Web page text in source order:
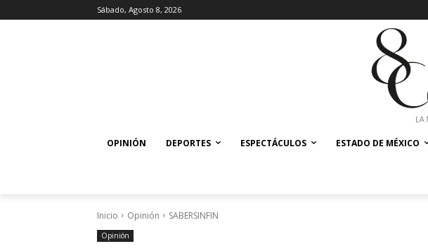
Sábado, Agosto 8, 2026
OPINIÓN DEPORTES ESPECTÁCULOS ESTADO DE MÉXICO
Inicio Opinión SABERSINFIN
Opinión